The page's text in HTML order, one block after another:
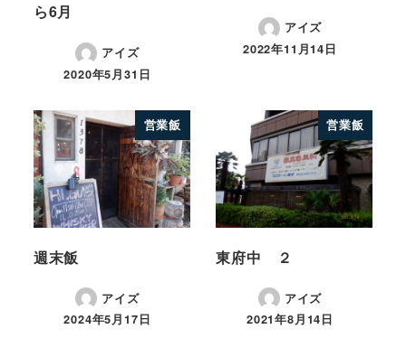
ら6月
アイズ
2020年5月31日
アイズ
2022年11月14日
営業飯
週末飯
アイズ
2024年5月17日
営業飯
東府中 ２
アイズ
2021年8月14日